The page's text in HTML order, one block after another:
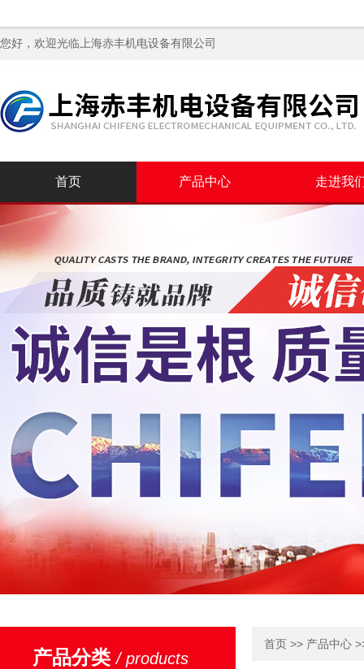
您好，欢迎光临上海赤丰机电设备有限公司
首页 产品中心 走进我
产品分类/ products
首页 >> 产品中心